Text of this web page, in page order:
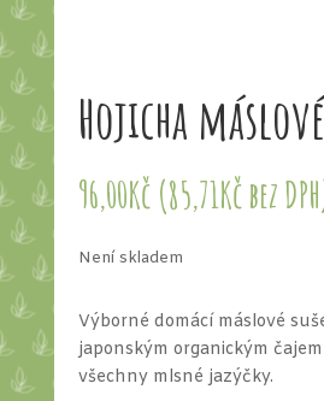
Hojicha
96,00Kč (85,71Kčbez
Není skladem
Výborné domácí máslové
japonským organickým
všechny mlsné jazýčky.